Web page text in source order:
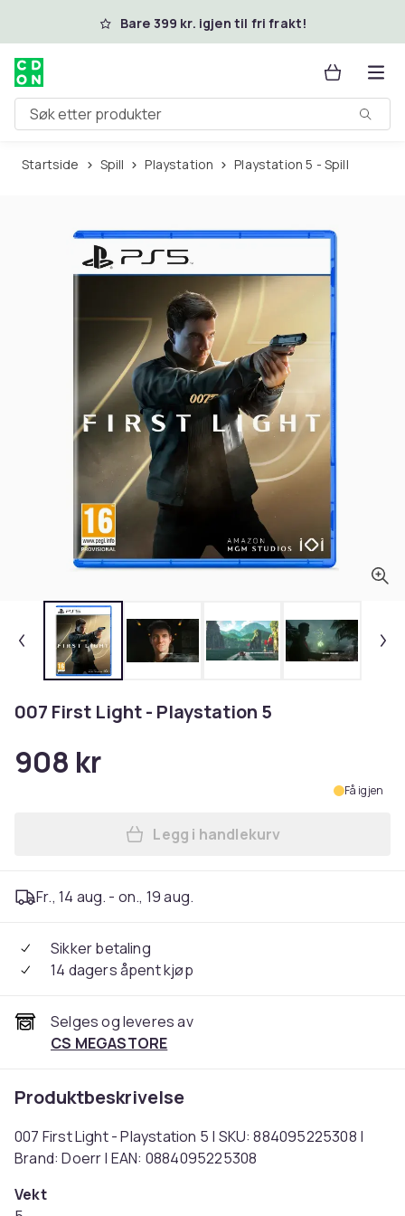
Hopp til hovedinnholdBare 399 kr. igjen til fri frakt!
Søk etter produkter
Startside Spill Playstation Playstation 5 - Spill
007 First Light - Playstation 5
908 kr
Få igjen
Legg 007 First Light -
Legg i handlekurv
Fr., 14 aug. - on., 19 aug.
Sikker betaling
14 dagers åpent kjøp
Selges og leveres av
CS MEGASTORE
Produktbeskrivelse
007 First Light - Playstation 5 | SKU: 884095225308 |
Brand: Doerr | EAN: 0884095225308
Vekt